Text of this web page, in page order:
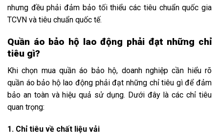
nhưng đều phải đảm bảo tối thiểu các tiêu chuẩn quốc gia
TCVN và tiêu chuẩn quốc tế.
Quần áo bảo hộ lao động phải đạt những chỉ
tiêu gì?
Khi chọn mua quần áo bảo hộ, doanh nghiệp cần hiểu rõ
quần áo bảo hộ lao động phải đạt những chỉ tiêu gì để đảm
bảo an toàn và hiệu quả sử dụng. Dưới đây là các chỉ tiêu
quan trọng:
1. Chỉ tiêu về chất liệu vải